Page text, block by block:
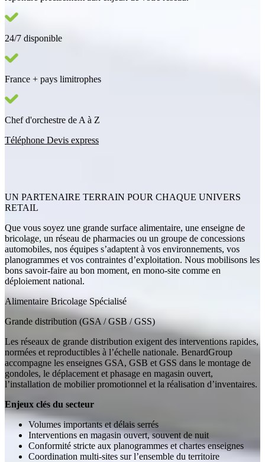
24/7 disponible
France + pays limitrophes
Chef d'orchestre de A à Z
Téléphone Devis express
UN PARTENAIRE TERRAIN POUR CHAQUE UNIVERS
RETAIL
Que vous soyez une grande surface alimentaire, une enseigne de
bricolage, un réseau de pharmacies ou un groupe de concessions
automobiles, nos équipes s’adaptent à vos environnements, vos
planogrammes et vos contraintes d’exploitation. Nous mobilisons les
bons savoir-faire au bon moment, en mono-site comme en
déploiement national.
Alimentaire Bricolage Spécialisé
Grande distribution (GSA / GSB / GSS)
Les réseaux de grande distribution exigent des interventions rapides,
normées et reproductibles à l’échelle nationale. BenardGroup
accompagne les enseignes GSA, GSB et GSS dans le montage de
gondoles, le déplacement et phasage en magasin ouvert,
l’installation de mobilier promotionnel et la réalisation d’inventaires.
Enjeux clés du secteur
Volumes importants et délais serrés
Interventions en magasin ouvert, souvent de nuit
Conformité stricte aux planogrammes et chartes enseignes
Coordination multi-sites sur l’ensemble du territoire